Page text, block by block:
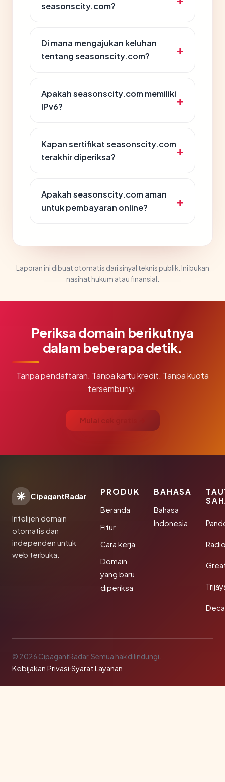
seasonscity.com?
Di mana mengajukan keluhan
tentang seasonscity.com?
Apakah seasonscity.com memiliki
IPv6?
Kapan sertifikat seasonscity.com
terakhir diperiksa?
Apakah seasonscity.com aman
untuk pembayaran online?
Laporan ini dibuat otomatis dari sinyal teknis publik. Ini bukan
nasihat hukum atau finansial.
Periksa domain berikutnya
dalam beberapa detik.
Tanpa pendaftaran. Tanpa kartu kredit. Tanpa kuota
tersembunyi.
Mulai cek gratis →
CipagantRadar
Intelijen domain
otomatis dan
independen untuk
web terbuka.
PRODUK
Beranda
Fitur
Cara kerja
Domain
yang baru
diperiksa
BAHASA
Bahasa
Indonesia
© 2026 CipagantRadar. Semua hak dilindungi.
Kebijakan Privasi·Syarat Layanan